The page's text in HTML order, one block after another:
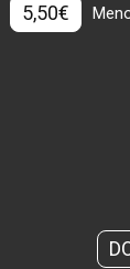
5,50€